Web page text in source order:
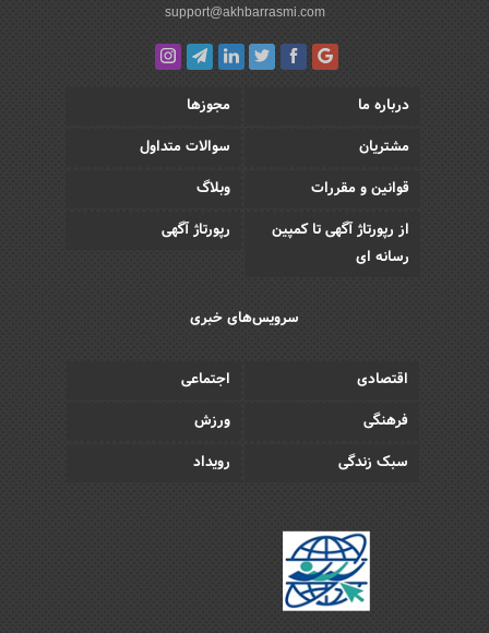
support@akhbarrasmi.com
درباره ما
مجوزها
مشتریان
سوالات متداول
قوانین و مقررات
وبلاگ
از رپورتاژ آگهی تا کمپین
رسانه ای
رپورتاژ آگهی
سرویس‌های خبری
اقتصادی
اجتماعی
فرهنگی
ورزش
سبک زندگی
رویداد